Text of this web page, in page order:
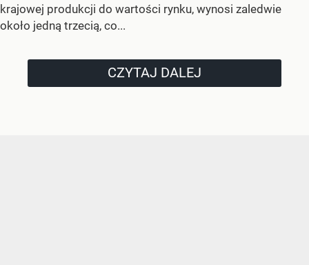
krajowej produkcji do wartości rynku, wynosi zaledwie
około jedną trzecią, co...
CZYTAJ DALEJ